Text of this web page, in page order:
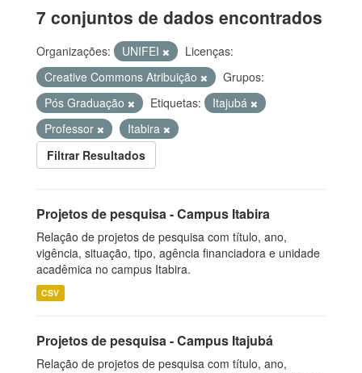
7 conjuntos de dados encontrados
Organizações: UNIFEI
Licenças:
Creative Commons Atribuição
Grupos:
Pós Graduação
Etiquetas:
Itajubá
Professor
Itabira
Filtrar Resultados
Projetos de pesquisa - Campus Itabira
Relação de projetos de pesquisa com título, ano,
vigência, situação, tipo, agência financiadora e unidade
acadêmica no campus Itabira.
CSV
Projetos de pesquisa - Campus Itajubá
Relação de projetos de pesquisa com título, ano,